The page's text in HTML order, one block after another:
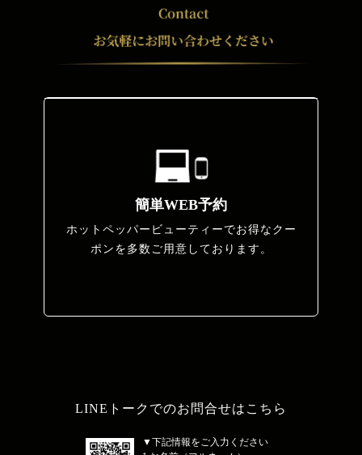
簡単WEB予約
ホットペッパービューティーでお得なクー
ポンを多数ご用意しております。
LINEトークでのお問合せはこちら
▼下記情報をご入力ください